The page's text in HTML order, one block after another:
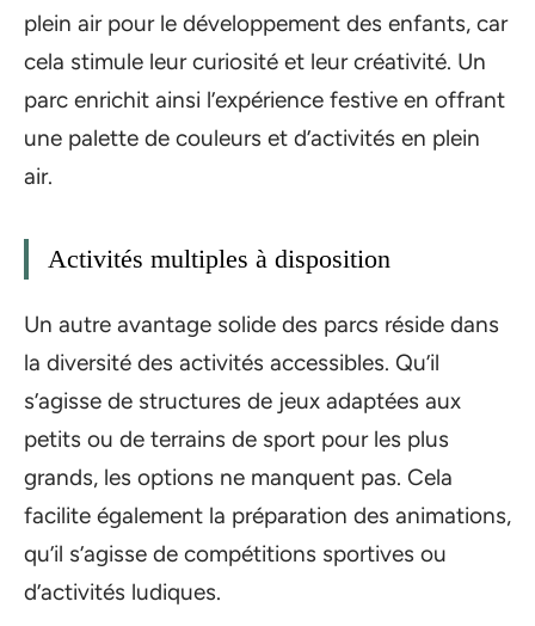
plein air pour le développement des enfants, car
cela stimule leur curiosité et leur créativité. Un
parc enrichit ainsi l’expérience festive en offrant
une palette de couleurs et d’activités en plein
air.
Activités multiples à disposition
Un autre avantage solide des parcs réside dans
la diversité des activités accessibles. Qu’il
s’agisse de structures de jeux adaptées aux
petits ou de terrains de sport pour les plus
grands, les options ne manquent pas. Cela
facilite également la préparation des animations,
qu’il s’agisse de compétitions sportives ou
d’activités ludiques.